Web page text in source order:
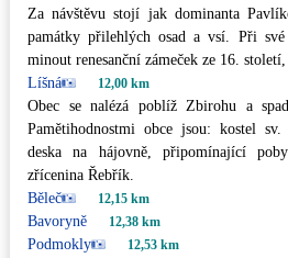
Za návštěvu stojí jak dominanta
památky přilehlých osad a vsí. Při své
minout renesanční zámeček ze 16.
Líšná
12,00 km
Obec se nalézá poblíž Zbirohu a
Pamětihodnostmi obce jsou: kostel
deska na hájovně, připomínající
zřícenina Řebřík.
Běleč
12,15 km
Bavoryně 12,38 km
Podmokly 12,53 km